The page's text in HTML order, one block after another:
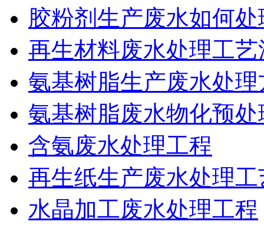
胶粉剂生产废水如何处
再生材料废水处理工艺
氨基树脂生产废水处理
氨基树脂废水物化预
含氨废水处理工程
再生纸生产废水处理工
水晶加工废水处理工程